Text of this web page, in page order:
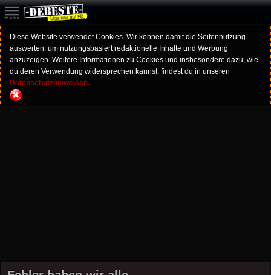
Diese Website verwendet Cookies. Wir können damit die Seitennutzung
auswerten, um nutzungsbasiert redaktionelle Inhalte und Werbung
anzuzeigen. Weitere Informationen zu Cookies und insbesondere dazu, wie
du deren Verwendung widersprechen kannst, findest du in unseren
Datenschutzhinweisen.